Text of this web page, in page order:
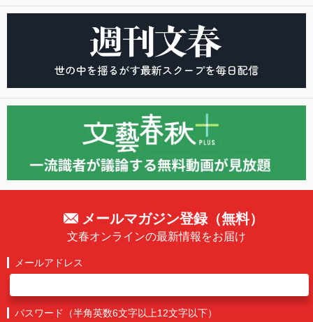
メールマガジン登録（無料）
文春オンラインの最新情報をお届け
メールアドレス
パスワード（半角英数6文字以上12文字以下）